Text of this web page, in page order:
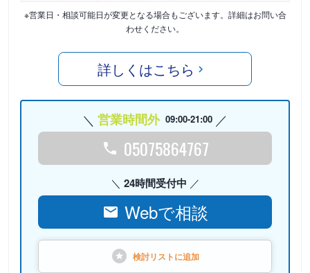
※営業日・相談可能日が変更となる場合もございます。詳細はお問い合
わせください。
詳しくはこちら
営業時間外 09:00-21:00
05075864767
24時間受付中
Webで相談
検討リストに追加